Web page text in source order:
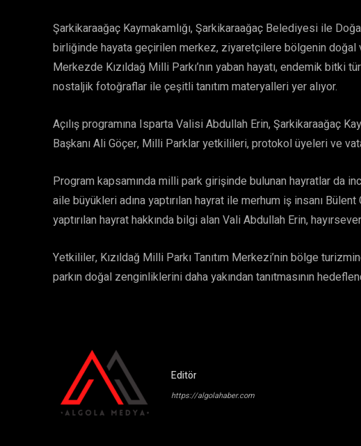
Şarkikaraağaç Kaymakamlığı, Şarkikaraağaç Belediyesi ile
birliğinde hayata geçirilen merkez, ziyaretçilere bölgenin doğal
Merkezde Kızıldağ Milli Parkı’nın yaban hayatı, endemik bitki
nostaljik fotoğraflar ile çeşitli tanıtım materyalleri yer alıyor.
Açılış programına Isparta Valisi Abdullah Erin, Şarkikaraağaç
Başkanı Ali Göçer, Milli Parklar yetkilileri, protokol üyeleri ve
Program kapsamında milli park girişinde bulunan hayratlar da
aile büyükleri adına yaptırılan hayrat ile merhum iş insanı Bülent
yaptırılan hayrat hakkında bilgi alan Vali Abdullah Erin,
Yetkililer, Kızıldağ Milli Parkı Tanıtım Merkezi’nin bölge
parkın doğal zenginliklerini daha yakından tanıtmasının
Editör
https://algolahaber.com